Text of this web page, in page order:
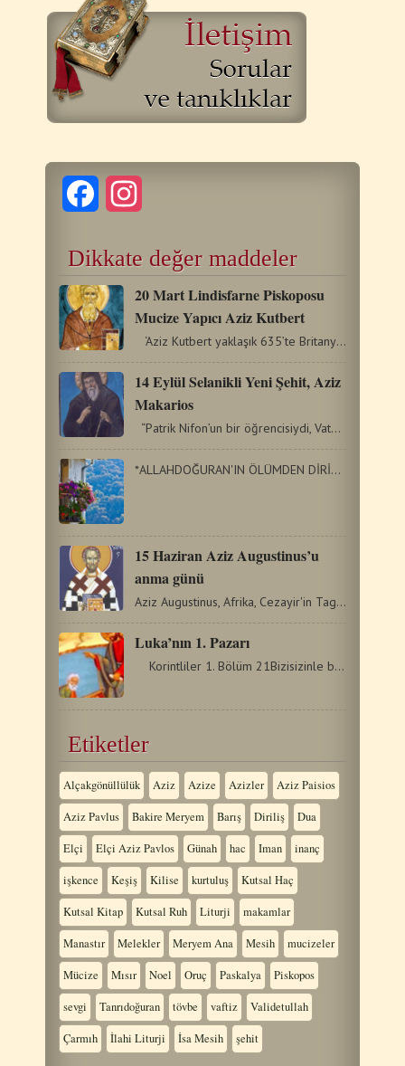
Facebook
Dikkate değer maddeler
20 Mart Lindisfarne Piskoposu
Mucize Yapıcı Aziz Kutbert
‘Aziz Kutbert yaklaşık 635’te Britanya’da doğdu…
14 Eylül Selanikli Yeni Şehit, Aziz
Makarios
“Patrik Nifon’un bir öğrencisiydi, Vatopedi Manastırı’nda…
*ALLAHDOĞURAN'IN ÖLÜMDEN DİRİLDİKTEN SONRA RABBİ İLK…
15 Haziran Aziz Augustinus’u
anma günü
Aziz Augustinus, Afrika, Cezayir'in Tagaste şehrinde doğdu.…
Luka’nın 1. Pazarı
Korintliler 1. Bölüm 21Bizisizinle birlikte Mesih'te…
Etiketler
Alçakgönüllülük Aziz Azize Azizler Aziz Paisios
Aziz Pavlus Bakire Meryem Barış Diriliş Dua
Elçi Elçi Aziz Pavlos Günah hac Iman inanç
işkence Keşiş Kilise kurtuluş Kutsal Haç
Kutsal Kitap Kutsal Ruh Liturji makamlar
Manastır Melekler Meryem Ana Mesih mucizeler
Mücize Mısır Noel Oruç Paskalya Piskopos
sevgi Tanrıdoğuran tövbe vaftiz Validetullah
Çarmıh İlahi Liturji İsa Mesih şehit